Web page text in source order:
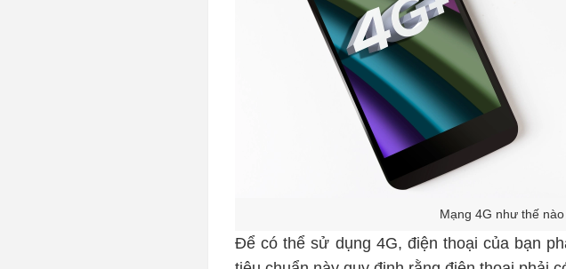
Mạng 4G như thế nào
Để có thể sử dụng 4G, điện thoại của bạn